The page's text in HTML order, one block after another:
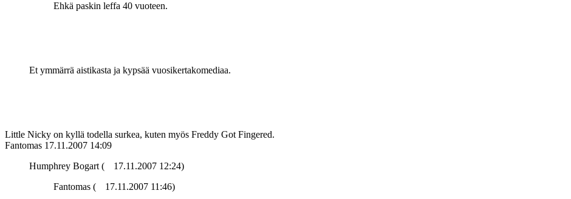
Ehkä paskin leffa 40 vuoteen.
Et ymmärrä aistikasta ja kypsää vuosikertakomediaa.
Little Nicky on kyllä todella surkea, kuten myös Freddy Got Fingered.
Fantomas 17.11.2007 14:09
Humphrey Bogart (
17.11.2007 12:24)
Fantomas (
17.11.2007 11:46)